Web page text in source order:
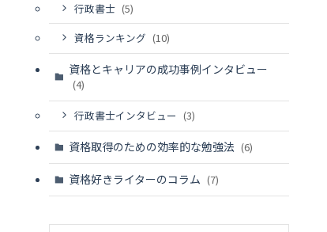
行政書士 (5)
資格ランキング (10)
資格とキャリアの成功事例インタビュー
(4)
行政書士インタビュー (3)
資格取得のための効率的な勉強法 (6)
資格好きライターのコラム (7)